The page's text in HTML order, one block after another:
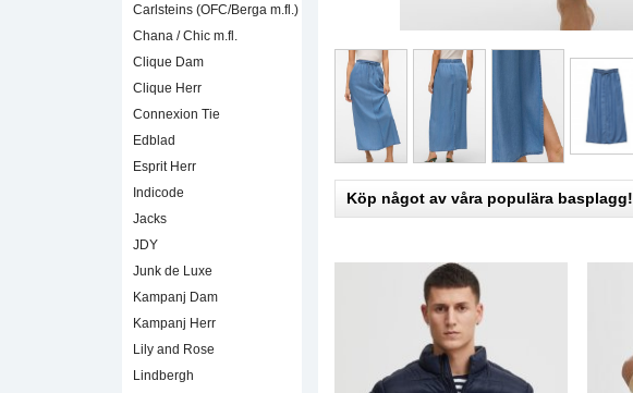
Carlsteins (OFC/Berga m.fl.)
Chana / Chic m.fl.
Clique Dam
Clique Herr
Connexion Tie
Edblad
Esprit Herr
Indicode
Jacks
JDY
Junk de Luxe
Kampanj Dam
Kampanj Herr
Lily and Rose
Lindbergh
Köp något av våra populära basplagg!